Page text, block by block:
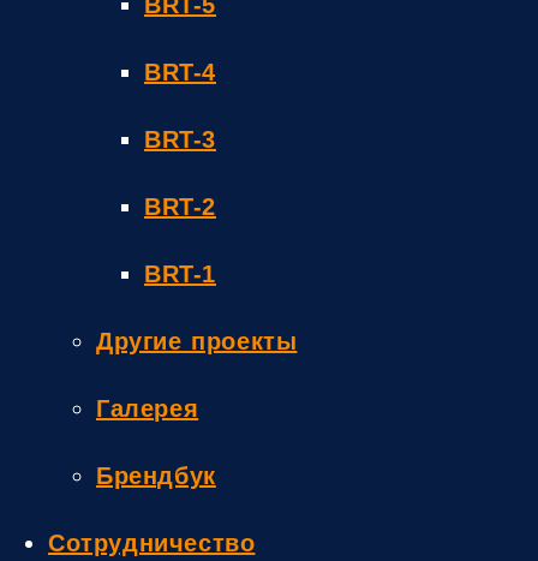
BRT-4
BRT-3
BRT-2
BRT-1
Другие проекты
Галерея
Брендбук
Сотрудничество